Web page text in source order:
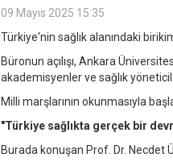
09 Mayıs 2025 15:35
Türkiye'nin sağlık alanındaki
Büronun açılışı, Ankara
akademisyenler ve sağlık
Milli marşlarının okunmasıyla
"Türkiye sağlıkta gerçek bir
Burada konuşan Prof. Dr. Necdet